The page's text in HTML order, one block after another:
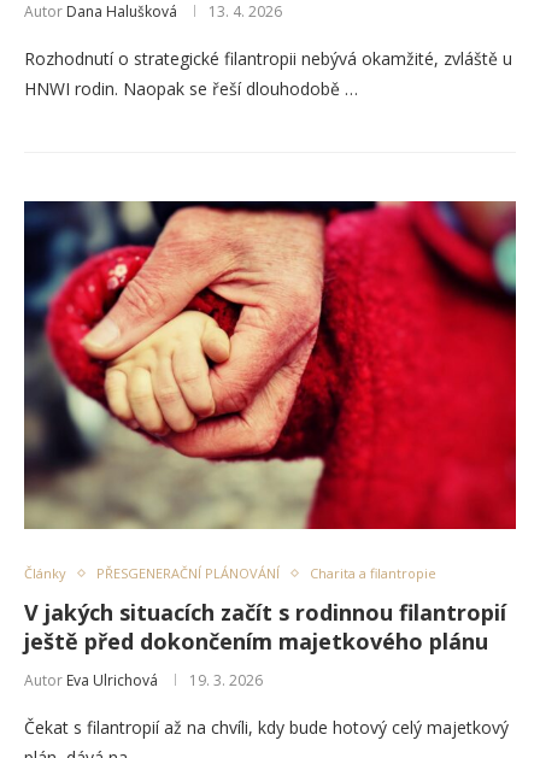
Autor Dana Halušková 13. 4. 2026
Rozhodnutí o strategické filantropii nebývá okamžité, zvláště u
HNWI rodin. Naopak se řeší dlouhodobě …
Články PŘESGENERAČNÍ PLÁNOVÁNÍ Charita a filantropie
V jakých situacích začít s rodinnou filantropií
ještě před dokončením majetkového plánu
Autor Eva Ulrichová 19. 3. 2026
Čekat s filantropií až na chvíli, kdy bude hotový celý majetkový